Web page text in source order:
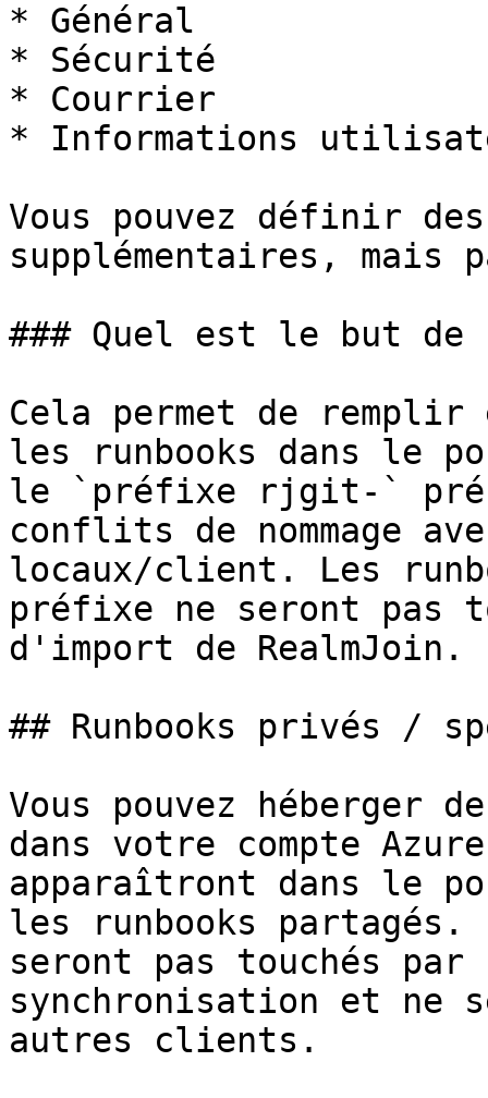
* Général
* Sécurité
* Courrier
* Informations
Vous pouvez définir
supplémentaires, mais
### Quel est le but de
Cela permet de remplir
les runbooks dans le
le `préfixe rjgit-`
conflits de nommage
locaux/client. Les
préfixe ne seront pas
d'import de RealmJoin.
## Runbooks privés /
Vous pouvez héberger
dans votre compte
apparaîtront dans le
les runbooks partagés.
seront pas touchés par
synchronisation et ne
autres clients.